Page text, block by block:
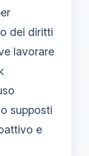
dei diritti
lavorare
supposti
e